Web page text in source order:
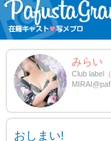
みらい
Club label
おしまい!